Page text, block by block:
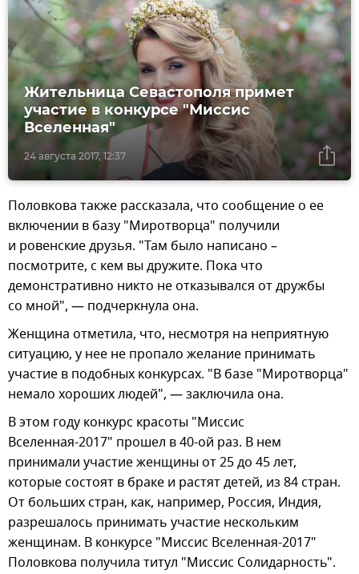
24 августа 2017, 12:37
Жительница Севастополя примет
участие в конкурсе "Миссис
Вселенная"
Половкова также рассказала, что сообщение о ее
включении в базу "Миротворца" получили
и ровенские друзья. "Там было написано –
посмотрите, с кем вы дружите. Пока что
демонстративно никто не отказывался от дружбы
со мной", — подчеркнула она.
Женщина отметила, что, несмотря на неприятную
ситуацию, у нее не пропало желание принимать
участие в подобных конкурсах. "В базе "Миротворца"
немало хороших людей", — заключила она.
В этом году конкурс красоты "Миссис
Вселенная-2017" прошел в 40-ой раз. В нем
принимали участие женщины от 25 до 45 лет,
которые состоят в браке и растят детей, из 84 стран.
От больших стран, как, например, Россия, Индия,
разрешалось принимать участие нескольким
женщинам. В конкурсе "Миссис Вселенная-2017"
Половкова получила титул "Миссис Солидарность".